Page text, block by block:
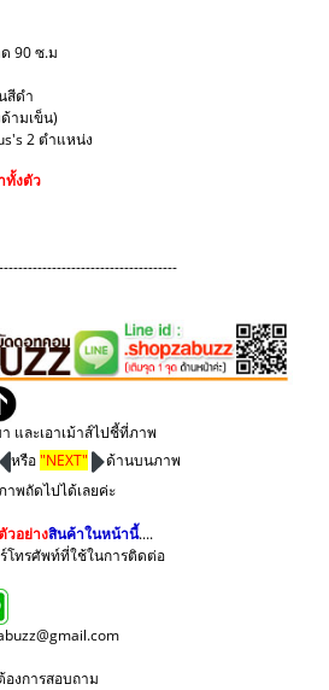
90 ซ.ม
สีดำ
ามเข็น)
2 ตำแหน่ง
ทั้งตัว
และเอาเม้าส์ไปชี้ที่ภาพ
หรือ"NEXT"
ด้านบนภาพ
พถัดไปได้เลยค่ะ
วอย่างสินค้าในหน้านี้....
ทรศัพท์ที่ใช้ในการติดต่อ
งการสอบถาม